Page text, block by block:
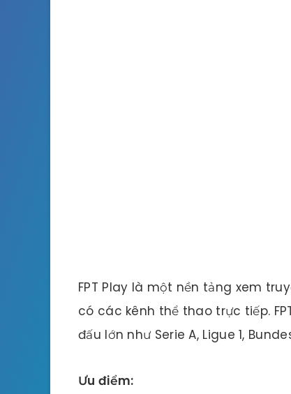
FPT Play là một nền tảng xem
có các kênh thể thao trực tiếp.
đấu lớn như Serie A, Ligue 1,
Ưu điểm: